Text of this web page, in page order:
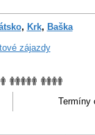
, Krk, Baška
zájazdy
Termíny